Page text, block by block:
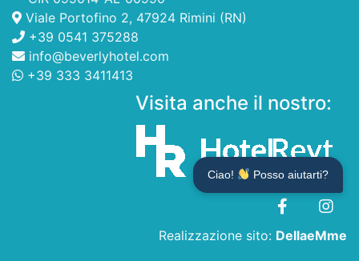
Viale Portofino 2, 47924 Rimini (RN)
+39 0541 375288
info@beverlyhotel.com
+39 333 3411413
Visita anche il nostro:
Realizzazione sito: DellaeMme
Ciao! Posso aiutarti?